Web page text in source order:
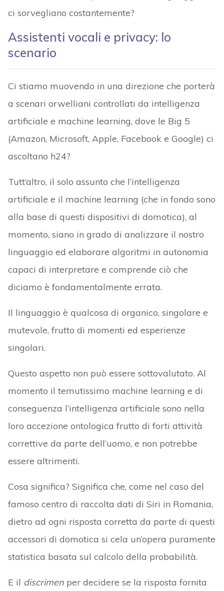
ci sorvegliano costantemente?
Assistenti vocali e privacy: lo
scenario
Ci stiamo muovendo in una direzione che porterà
a scenari orwelliani controllati da intelligenza
artificiale e machine learning, dove le Big 5
(Amazon, Microsoft, Apple, Facebook e Google) ci
ascoltano h24?
Tutt’altro, il solo assunto che l’intelligenza
artificiale e il machine learning (che in fondo sono
alla base di questi dispositivi di domotica), al
momento, siano in grado di analizzare il nostro
linguaggio ed elaborare algoritmi in autonomia
capaci di interpretare e comprende ciò che
diciamo è fondamentalmente errata.
Il linguaggio è qualcosa di organico, singolare e
mutevole, frutto di momenti ed esperienze
singolari.
Questo aspetto non può essere sottovalutato. Al
momento il temutissimo machine learning e di
conseguenza l’intelligenza artificiale sono nella
loro accezione ontologica frutto di forti attività
correttive da parte dell’uomo, e non potrebbe
essere altrimenti.
Cosa significa? Significa che, come nel caso del
famoso centro di raccolta dati di Siri in Romania,
dietro ad ogni risposta corretta da parte di questi
accessori di domotica si cela un’opera puramente
statistica basata sul calcolo della probabilità.
E il discrimenper decidere se la risposta fornita